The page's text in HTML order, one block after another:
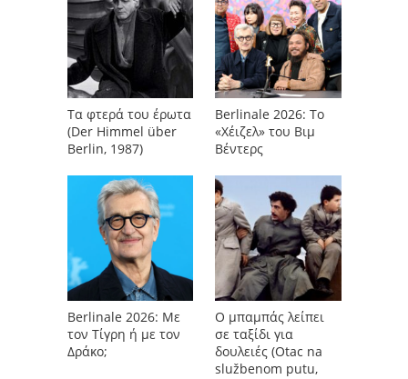
Τα φτερά του έρωτα
(Der Himmel über
Berlin, 1987)
Berlinale 2026: Το
«Χέιζελ» του Βιμ
Βέντερς
Berlinale 2026: Με
τον Τίγρη ή με τον
Δράκο;
Ο μπαμπάς λείπει
σε ταξίδι για
δουλειές (Otac na
službenom putu,